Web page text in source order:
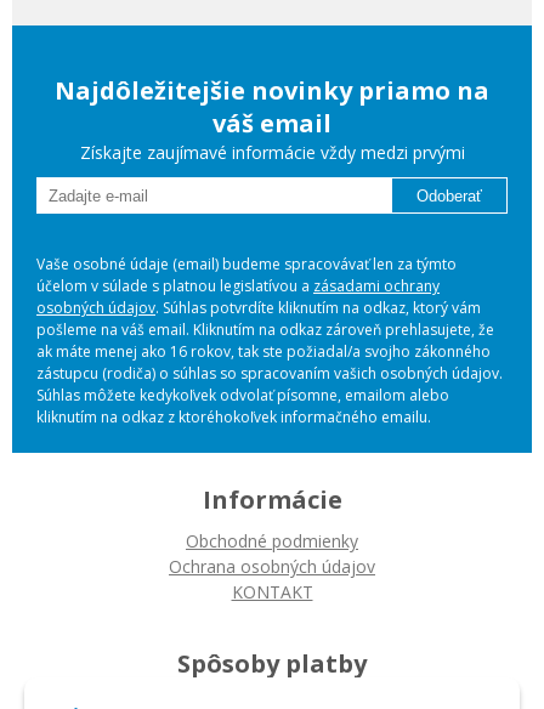
Najdôležitejšie novinky priamo na
váš email
Získajte zaujímavé informácie vždy medzi prvými
Odoberať
Vaše osobné údaje (email) budeme spracovávať len za týmto
účelom v súlade s platnou legislatívou a zásadami ochrany
osobných údajov. Súhlas potvrdíte kliknutím na odkaz, ktorý vám
pošleme na váš email. Kliknutím na odkaz zároveň prehlasujete, že
ak máte menej ako 16 rokov, tak ste požiadal/a svojho zákonného
zástupcu (rodiča) o súhlas so spracovaním vašich osobných údajov.
Súhlas môžete kedykoľvek odvolať písomne, emailom alebo
kliknutím na odkaz z ktoréhokoľvek informačného emailu.
Informácie
Obchodné podmienky
Ochrana osobných údajov
KONTAKT
Spôsoby platby